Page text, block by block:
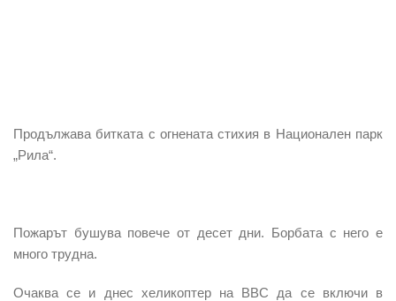
Продължава битката с огнената стихия в Национален парк
„Рила“.
Пожарът бушува повече от десет дни. Борбата с него е
много трудна.
Очаква се и днес хеликоптер на ВВС да се включи в